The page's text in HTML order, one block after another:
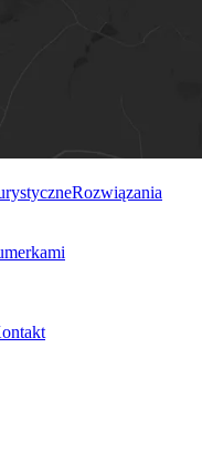
Rozwiązania